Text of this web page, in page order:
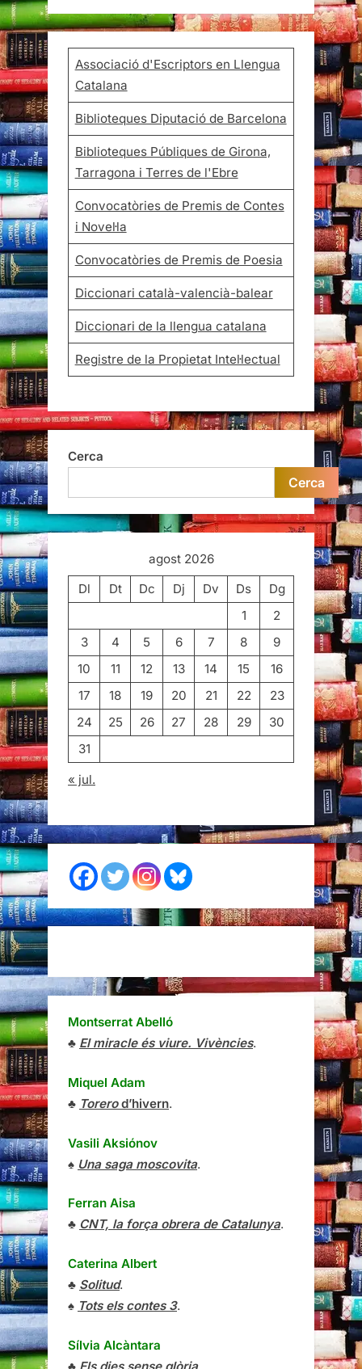
Associació d'Escriptors en Llengua
Catalana
Biblioteques Diputació de Barcelona
Biblioteques Públiques de Girona,
Tarragona i Terres de l'Ebre
Convocatòries de Premis de Contes
i Novel·la
Convocatòries de Premis de Poesia
Diccionari català-valencià-balear
Diccionari de la llengua catalana
Registre de la Propietat Intel·lectual
Cerca
Cerca
agost 2026
Dl
Dt Dc Dj Dv Ds
Dg
1
2
3
4 5 6 7 8
9
10
11 12 13 14 15
16
17
18 19 20 21 22
23
24
25 26 27 28 29
30
31
« jul.
Montserrat Abelló
♣ El miracle és viure. Vivències.
Miquel Adam
♣ Torerod’hivern.
Vasili Aksiónov
♠ Una saga moscovita.
Ferran Aisa
♣ CNT, la força obrera de Catalunya.
Caterina Albert
♣ Solitud.
♠ Tots els contes 3.
Sílvia Alcàntara